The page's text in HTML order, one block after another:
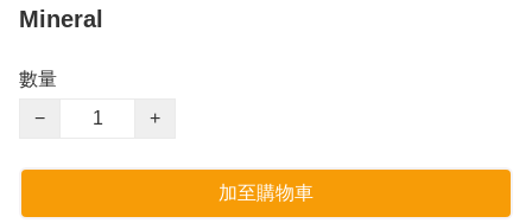
Mineral
數量
−
+
加至購物車